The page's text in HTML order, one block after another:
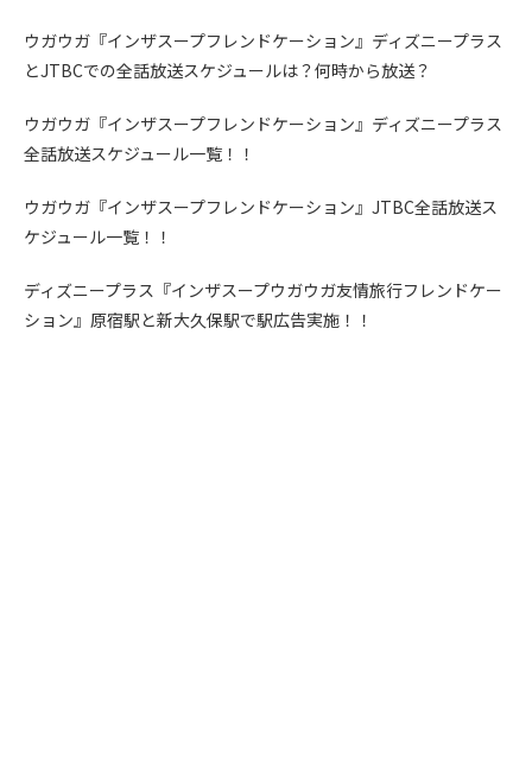
ウガウガ『インザスープフレンドケーション』ディズニープラス
とJTBCでの全話放送スケジュールは？何時から放送？
ウガウガ『インザスープフレンドケーション』ディズニープラス
全話放送スケジュール一覧！！
ウガウガ『インザスープフレンドケーション』JTBC全話放送ス
ケジュール一覧！！
ディズニープラス『インザスープウガウガ友情旅行フレンドケー
ション』原宿駅と新大久保駅で駅広告実施！！